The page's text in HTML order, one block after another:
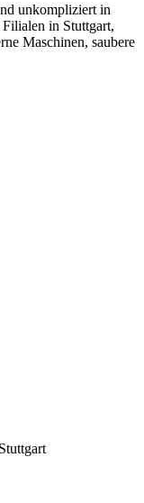
unkompliziert in
Filialen in Stuttgart,
Maschinen, saubere